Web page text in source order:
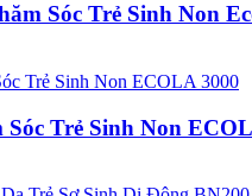
Sóc Trẻ Sinh Non
Trẻ Sinh Non